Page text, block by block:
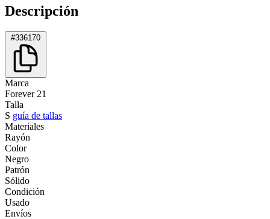
Descripción
#336170
Marca
Forever 21
Talla
S guía de tallas
Materiales
Rayón
Color
Negro
Patrón
Sólido
Condición
Usado
Envíos